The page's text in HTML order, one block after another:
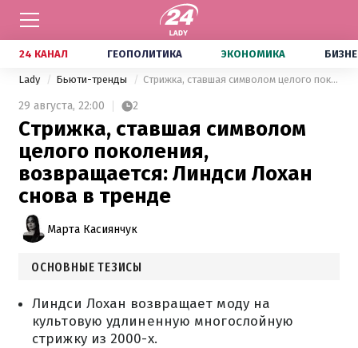
24 КАНАЛ ГЕОПОЛИТИКА ЭКОНОМИКА
Lady Бьюти-тренды Стрижка, ставшая символом целого поколения, возвращается: Линдси Лохан снова в тренде
29 августа, 22:00 2
Стрижка, ставшая символом
целого поколения,
возвращается: Линдси Лохан
снова в тренде
Марта Касиянчук
ОСНОВНЫЕ ТЕЗИСЫ
Линдси Лохан возвращает моду на
культовую удлиненную многослойную
стрижку из 2000-х.